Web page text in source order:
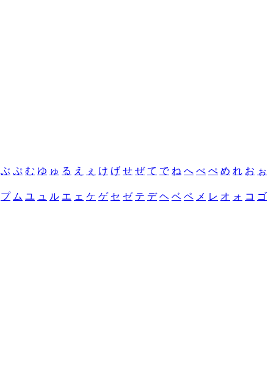
ぶ ぷ む ゆ ゅ る え ぇ け げ せ ぜ て で ね へ べ ぺ め れ お ぉ
プ ム ユ ュ ル エ ェ ケ ゲ セ ゼ テ デ ヘ ベ ペ メ レ オ ォ コ ゴ